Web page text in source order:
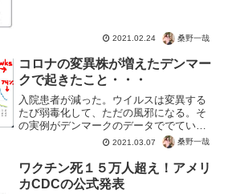
2021.02.24 桑野一哉
コロナの変異株が増えたデンマー
クで起きたこと・・・
入院患者が減った。ウイルスは変異する
たび弱毒化して、ただの風邪になる。そ
の実例がデンマークのデータででている
んですね。つまり変異株、大歓迎！とい
うことです。テレビで変異株が・・・と
煽っていたら思い出してください。どん
どんコロナウイルスが錠剤...
2021.03.07 桑野一哉
ワクチン死１５万人超え！アメリ
カCDCの公式発表